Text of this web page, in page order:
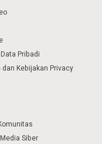
Pribadi
Kebijakan Privacy
Siber